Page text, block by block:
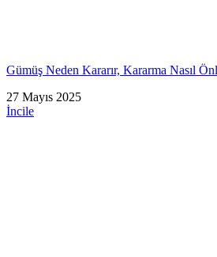
Gümüş Neden Kararır, Kararma Nasıl
27 Mayıs 2025
İncile